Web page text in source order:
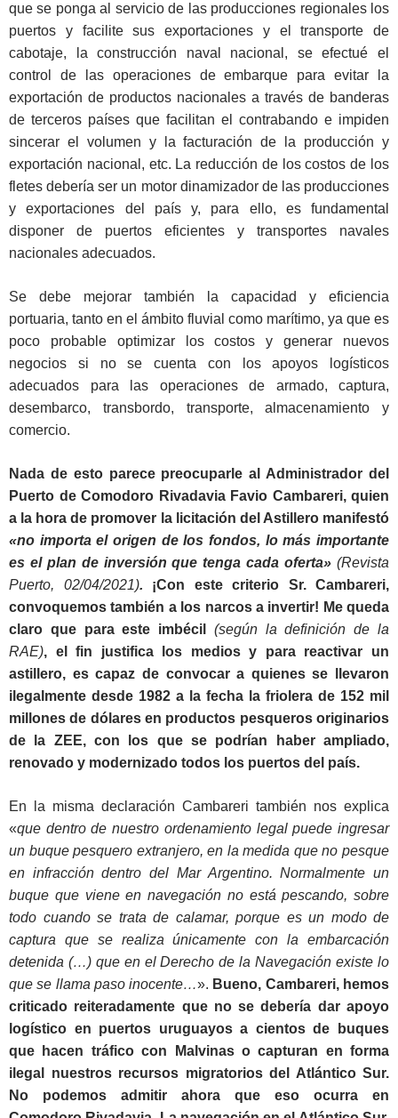
que se ponga al servicio de las producciones regionales los
puertos y facilite sus exportaciones y el transporte de
cabotaje, la construcción naval nacional, se efectué el
control de las operaciones de embarque para evitar la
exportación de productos nacionales a través de banderas
de terceros países que facilitan el contrabando e impiden
sincerar el volumen y la facturación de la producción y
exportación nacional, etc. La reducción de los costos de los
fletes debería ser un motor dinamizador de las producciones
y exportaciones del país y, para ello, es fundamental
disponer de puertos eficientes y transportes navales
nacionales adecuados.
Se debe mejorar también la capacidad y eficiencia
portuaria, tanto en el ámbito fluvial como marítimo, ya que es
poco probable optimizar los costos y generar nuevos
negocios si no se cuenta con los apoyos logísticos
adecuados para las operaciones de armado, captura,
desembarco, transbordo, transporte, almacenamiento y
comercio.
Nada de esto parece preocuparle al Administrador del
Puerto de Comodoro Rivadavia Favio Cambareri, quien
a la hora de promover la licitación del Astillero manifestó
«no importa el origen de los fondos, lo más importante
es el plan de inversión que tenga cada oferta» (Revista
Puerto, 02/04/2021). ¡Con este criterio Sr. Cambareri,
convoquemos también a los narcos a invertir! Me queda
claro que para este imbécil (según la definición de la
RAE), el fin justifica los medios y para reactivar un
astillero, es capaz de convocar a quienes se llevaron
ilegalmente desde 1982 a la fecha la friolera de 152 mil
millones de dólares en productos pesqueros originarios
de la ZEE, con los que se podrían haber ampliado,
renovado y modernizado todos los puertos del país.
En la misma declaración Cambareri también nos explica
«que dentro de nuestro ordenamiento legal puede ingresar
un buque pesquero extranjero, en la medida que no pesque
en infracción dentro del Mar Argentino. Normalmente un
buque que viene en navegación no está pescando, sobre
todo cuando se trata de calamar, porque es un modo de
captura que se realiza únicamente con la embarcación
detenida (…) que en el Derecho de la Navegación existe lo
que se llama paso inocente…». Bueno, Cambareri, hemos
criticado reiteradamente que no se debería dar apoyo
logístico en puertos uruguayos a cientos de buques
que hacen tráfico con Malvinas o capturan en forma
ilegal nuestros recursos migratorios del Atlántico Sur.
No podemos admitir ahora que eso ocurra en